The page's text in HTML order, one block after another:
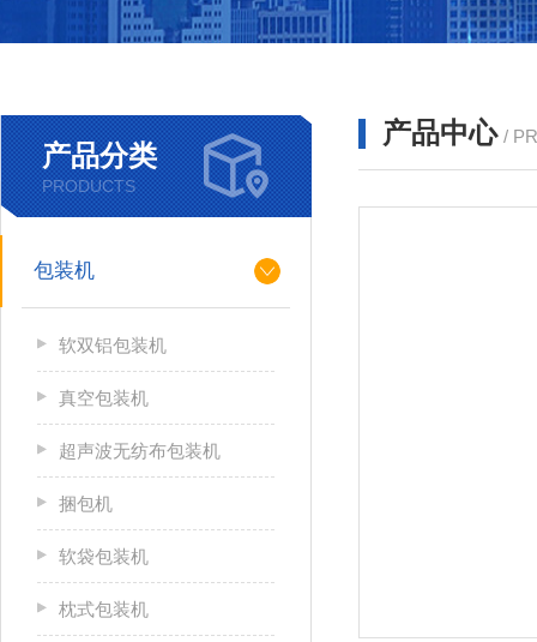
产品分类
PRODUCTS
包装机
软双铝包装机
真空包装机
超声波无纺布包装机
捆包机
软袋包装机
枕式包装机
产品中心 /